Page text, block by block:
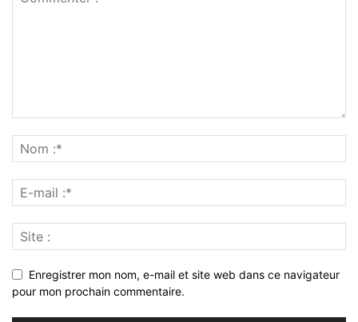
Enregistrer mon nom, e-mail et site web dans ce navigateur
pour mon prochain commentaire.